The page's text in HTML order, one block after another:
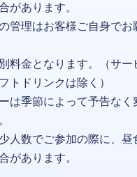
があります。
管理はお客様ご自身でお
料金となります。（サー
トドリンクは除く）
は季節によって予告なく
人数でご参加の際に、昼
があります。